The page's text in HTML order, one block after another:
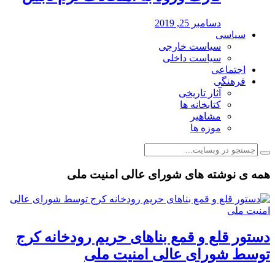
دسامبر 25, 2019
سیاسی
سیاست خارجی
سیاست داخلی
اجتماعی
فرهنگی
آثار تاریخی
کتابخانه ها
مشاهیر
موزه ها
همه ی نوشته های شورای عالی امنیت ملی
دستور قلع و قمع بناهای حریم رودخانه کرج
توسط شورای عالی امنیت ملی